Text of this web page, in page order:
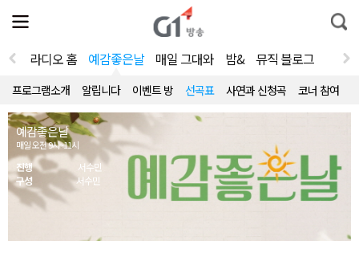
전
체
뉴
열
통
합
라디오 홈 예감좋은날 매일 그대와 밤& 뮤직 블로그
프로그램소개 알립니다 이벤트 방 선곡표 사연과 신청곡 코너 참여
예감좋은날
매일 오전 9시~11시
진행
서수민
구성
서수민